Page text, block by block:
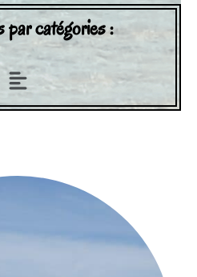
par catégories :